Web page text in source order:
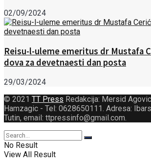
02/09/2024
Reisu-l-uleme emeritus dr Mustafa
dova za devetnaesti dan posta
29/03/2024
© 2021 TT Press Redakcija: Mersid
Hamzagic - Tel: 0628650111. Adresa:
Tutin, email: ttpressinfo@gmail.com
No Result
View All Result